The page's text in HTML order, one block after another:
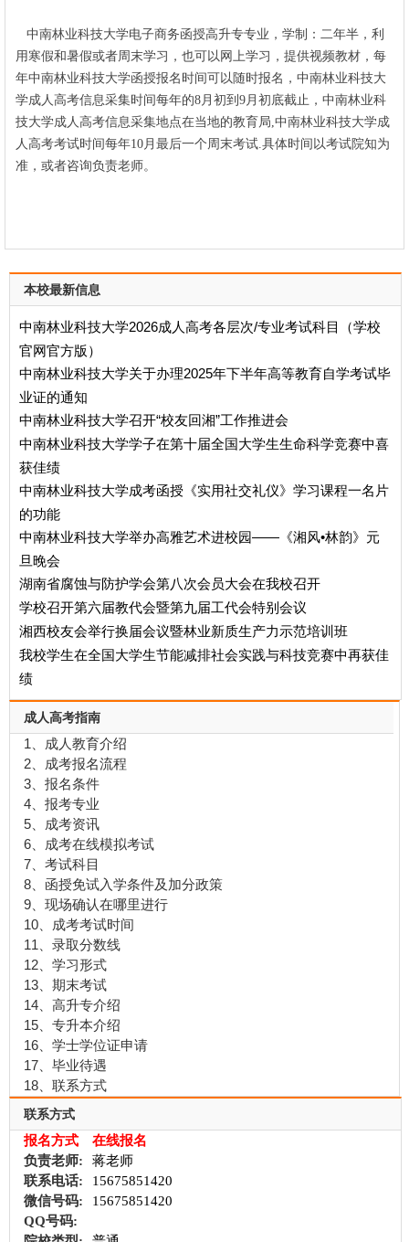
中南林业科技大学电子商务函授高升专专业， 学制：二年半，利
用寒假和暑假或者周末学习，也可以网上学习，提供视频教材，每
年中南林业科技大学函授报名时间可以随时报名，中南林业科技大
学成人高考信息采集时间每年的8月初到9月初底截止，中南林业科
技大学成人高考信息采集地点在当地的教育局,中南林业科技大学成
人高考考试时间每年10月最后一个周末考试.具体时间 以考试院知为
准，或者咨询负责老师。
本校最新信息
中南林业科技大学2026成人高考各层次/专业考试科目（学校
官网官方版）
中南林业科技大学关于办理2025年下半年高等教育自学考试毕
业证的通知
中南林业科技大学召开“校友回湘”工作推进会
中南林业科技大学学子在第十届全国大学生生命科学竞赛中喜
获佳绩
中南林业科技大学成考函授《实用社交礼仪》学习课程一名片
的功能
中南林业科技大学举办高雅艺术进校园——《湘风•林韵》元
旦晚会
湖南省腐蚀与防护学会第八次会员大会在我校召开
学校召开第六届教代会暨第九届工代会特别会议
湘西校友会举行换届会议暨林业新质生产力示范培训班
我校学生在全国大学生节能减排社会实践与科技竞赛中再获佳
绩
成人高考指南
1、成人教育介绍
2、成考报名流程
3、报名条件
4、报考专业
5、成考资讯
6、成考在线模拟考试
7、考试科目
8、函授免试入学条件及加分政策
9、现场确认在哪里进行
10、成考考试时间
11、录取分数线
12、学习形式
13、期末考试
14、高升专介绍
15、专升本介绍
16、学士学位证申请
17、毕业待遇
18、联系方式
联系方式
报名方式
在线报名
负责老师:
蒋老师
联系电话:
15675851420
微信号码:
15675851420
QQ号码: